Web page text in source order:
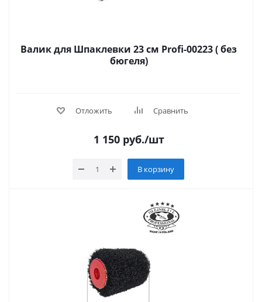
Валик для Шпаклевки 23 см Profi-00223 ( без
бюгеля)
Отложить Сравнить
1 150 руб./шт
В корзину